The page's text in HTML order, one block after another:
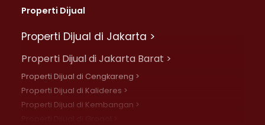
Properti Dijual
Properti Dijual di Jakarta >
Properti Dijual di Jakarta Barat >
Properti Dijual di Cengkareng >
Properti Dijual di Kalideres >
Properti Dijual di Kembangan >